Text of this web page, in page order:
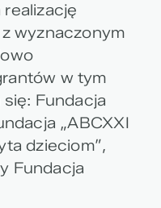
wyznaczonym
w tym
Fundacja
„ABCXXI
dzieciom”,
Fundacja